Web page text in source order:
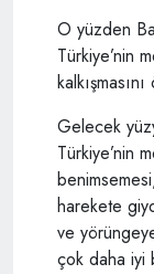
O yüzden
Türkiye’nin
Gelecek
Türkiye’nin
harekete
ve
çok daha iyi